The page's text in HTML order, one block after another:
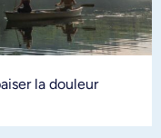
la douleur